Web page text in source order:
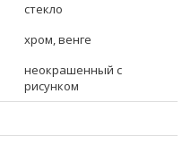
стекло
хром, венге
неокрашенный с
рисунком